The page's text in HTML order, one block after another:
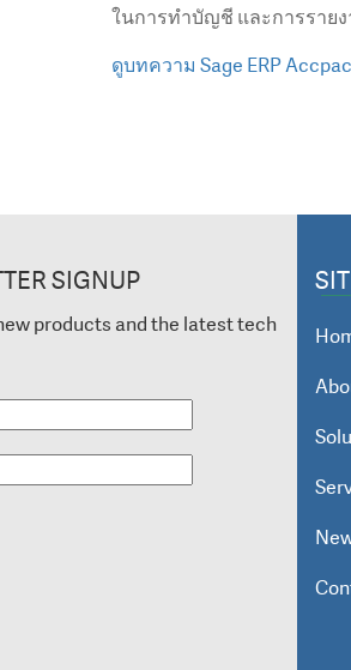
ในการทำบัญชี และการรายง
ดูบทความ Sage ERP
SIGNUP
products and the latest tech